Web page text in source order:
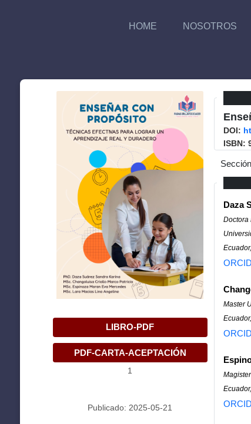
HOME NOSOTROS
LIBRO-PDF
PDF-CARTA-ACEPTACIÓN
1
Publicado: 2025-05-21
DOI:
ISBN:
Daza
Doctora
Master